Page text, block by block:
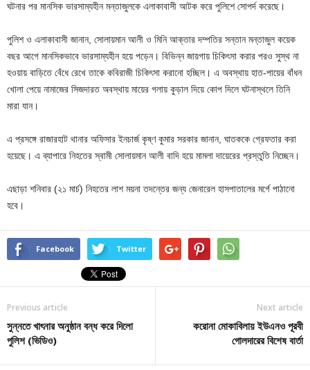
ঘটনার পর মানসিক ভারসাম্যহীন মন্তাজুলকে এলাকাবাসী আটক করে পুলিশে সোপর্দ করেছে।
পুলিশ ও এলাকাবাসী জানান, সোলায়মান আলী ও মিনি আক্তার দম্পতির সন্তান মন্তাজুল কয়েক
বছর আগে মানসিকভাবে ভারসাম্যহীন হয়ে পড়েন। বিভিন্ন জায়গায় চিকিৎসা করার পরও সুস্থ না
হওয়ায় বাড়িতে বেঁধে রেখে তাকে কবিরাজী চিকিৎসা করানো হচ্ছিল। এ অবস্থায় হাত-পায়ের বাঁধন
খোলা পেয়ে নামাজের সিজদারত অবস্থায় মায়ের গলায় কুড়াল দিয়ে কোপ দিলে ঘটনাস্থলে তিনি
মারা যান।
এ প্রসঙ্গে রাজারহাট থানার অফিসার ইনচার্জ কৃষ্ণ কুমার সরকার জানান, ঘাতককে গ্রেফতার করা
হয়েছে। এ ব্যাপারে নিহতের স্বামী সোলায়মান আলী বাদি হয়ে মামলা দায়েরের প্রস্তুতি নিচ্ছেন।
এছাড়া শনিবার (২১ মার্চ) নিহতের লাশ ময়না তদন্তের জন্য জেনারেল হাসপাতালের মর্গে পাঠানো
হবে।
Facebook Twitter
Previous article
সুন্নতে খাৎনার অনুষ্ঠান বন্ধ করে দিলো
পুলিশ (ভিডিও)
Next article
করোনা মোকাবিলায় ইউএনও পূরবী
গোলদারের বিশেষ বার্তা